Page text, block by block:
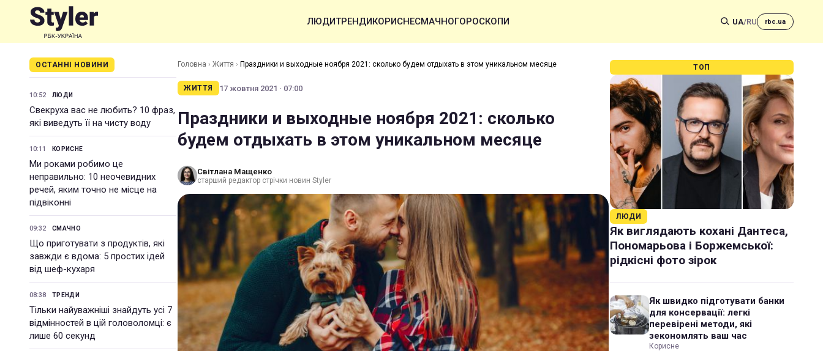
ЛЮДИТРЕНДИКОРИСНЕСМАЧНОГОРОСКОПИ UA/RU rbc.ua
ОСТАННІ НОВИНИ
10:52 ЛЮДИ
Свекруха вас не любить? 10 фраз,
які виведуть її на чисту воду
10:11 КОРИСНЕ
Ми роками робимо це
неправильно: 10 неочевидних
речей, яким точно не місце на
підвіконні
09:32 СМАЧНО
Що приготувати з продуктів, які
завжди є вдома: 5 простих ідей
від шеф-кухаря
08:38 ТРЕНДИ
Тільки найуважніші знайдуть усі 7
відмінностей в цій головоломці: є
лише 60 секунд
Головна › Життя › Праздники и выходные ноября 2021: сколько будем отдыхать в этом уникальном месяце
ЖИТТЯ 17 жовтня 2021 · 07:00
Праздники и выходные ноября 2021: сколько
будем отдыхать в этом уникальном месяце
Світлана Мащенко
старший редактор стрічки новин Styler
ТОП
ЛЮДИ
Як виглядають кохані Дантеса,
Пономарьова і Боржемської:
рідкісні фото зірок
Як швидко підготувати банки
для консервації: легкі
перевірені методи, які
зекономлять ваш час
Корисне